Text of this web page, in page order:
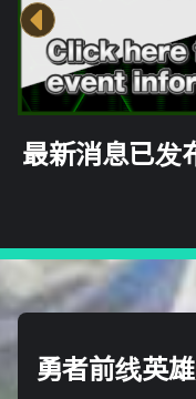
最新消息已发
勇者前线英